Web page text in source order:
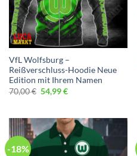
VfL Wolfsburg –
Reißverschluss-Hoodie Neue
Edition mit Ihrem Namen
70,00€ Ursprünglicher
Preis
54,99€Aktueller
-18%